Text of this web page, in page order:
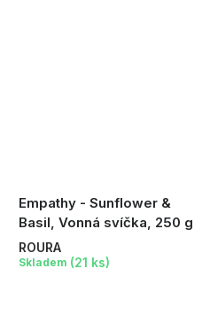
Empathy - Sunflower &
Basil, Vonná svíčka, 250 g
ROURA
Skladem (21 ks)